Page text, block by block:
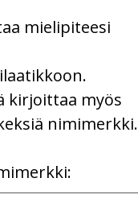
mielipiteesi
kirjoittaa myös
nimimerkki.
Name